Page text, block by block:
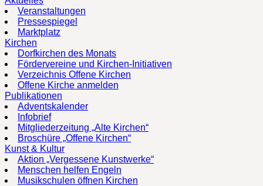
Veranstaltungen
Pressespiegel
Marktplatz
Kirchen
Dorfkirchen des Monats
Fördervereine und Kirchen-Initiativen
Verzeichnis Offene Kirchen
Offene Kirche anmelden
Publikationen
Adventskalender
Infobrief
Mitgliederzeitung „Alte Kirchen“
Broschüre „Offene Kirchen“
Kunst & Kultur
Aktion „Vergessene Kunstwerke“
Menschen helfen Engeln
Musikschulen öffnen Kirchen